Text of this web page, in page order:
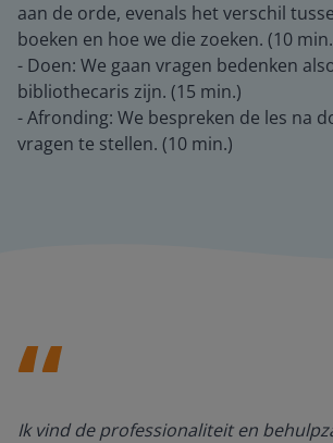
aan de orde, evenals het verschil
boeken en hoe we die zoeken. (10
- Doen: We gaan vragen bedenken
bibliothecaris zijn. (15 min.)
- Afronding: We bespreken de les na
vragen te stellen. (10 min.)
Ik vind de professionaliteit en